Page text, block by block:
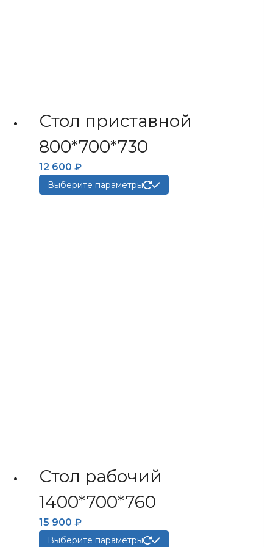
Стол приставной
800*700*730
12 600 ₽
Выберите параметры
товар
Стол рабочий
1400*700*760
15 900 ₽
Выберите параметры